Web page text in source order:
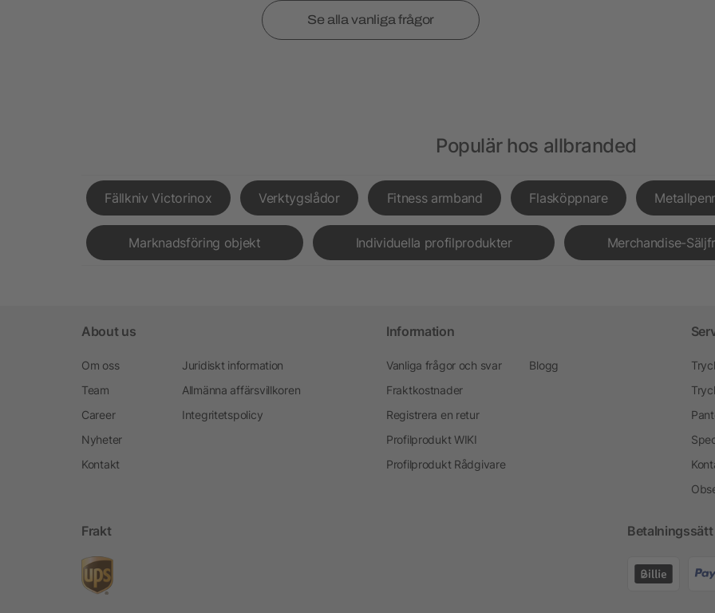
Se alla vanliga frågor
Populär hos allbranded
Fällkniv Victorinox Verktygslådor Fitness armband Flasköppnare
Marknadsföring objekt Individuella profilprodukter Merchandise-
About us
Om oss
Team
Career
Nyheter
Kontakt
Juridiskt information
Allmänna affärsvillkoren
Integritetspolicy
Information
Vanliga frågor och svar
Fraktkostnader
Registrera en retur
Profilprodukt WIKI
Profilprodukt Rådgivare
Blogg
Frakt Betalningssätt